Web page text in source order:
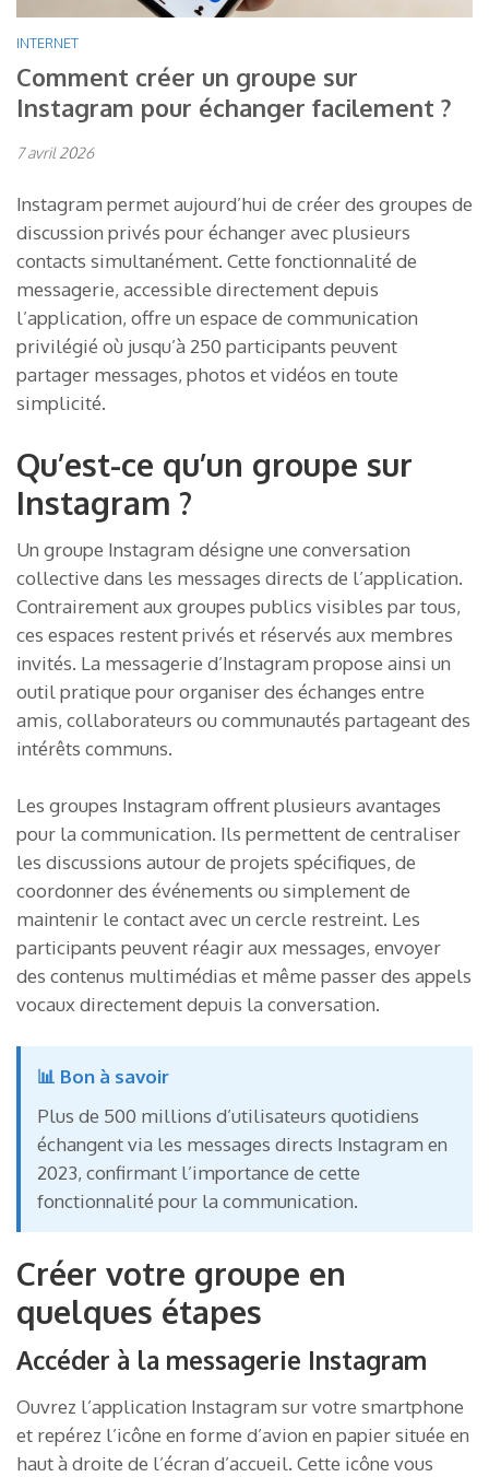
INTERNET
Comment créer un groupe sur
Instagram pour échanger facilement ?
7 avril 2026
Instagram permet aujourd’hui de créer des groupes de
discussion privés pour échanger avec plusieurs
contacts simultanément. Cette fonctionnalité de
messagerie, accessible directement depuis
l’application, offre un espace de communication
privilégié où jusqu’à 250 participants peuvent
partager messages, photos et vidéos en toute
simplicité.
Qu’est-ce qu’un groupe sur
Instagram ?
Un groupe Instagram désigne une conversation
collective dans les messages directs de l’application.
Contrairement aux groupes publics visibles par tous,
ces espaces restent privés et réservés aux membres
invités. La messagerie d’Instagram propose ainsi un
outil pratique pour organiser des échanges entre
amis, collaborateurs ou communautés partageant des
intérêts communs.
Les groupes Instagram offrent plusieurs avantages
pour la communication. Ils permettent de centraliser
les discussions autour de projets spécifiques, de
coordonner des événements ou simplement de
maintenir le contact avec un cercle restreint. Les
participants peuvent réagir aux messages, envoyer
des contenus multimédias et même passer des appels
vocaux directement depuis la conversation.
📊 Bon à savoir
Plus de 500 millions d’utilisateurs quotidiens
échangent via les messages directs Instagram en
2023, confirmant l’importance de cette
fonctionnalité pour la communication.
Créer votre groupe en
quelques étapes
Accéder à la messagerie Instagram
Ouvrez l’application Instagram sur votre smartphone
et repérez l’icône en forme d’avion en papier située en
haut à droite de l’écran d’accueil. Cette icône vous